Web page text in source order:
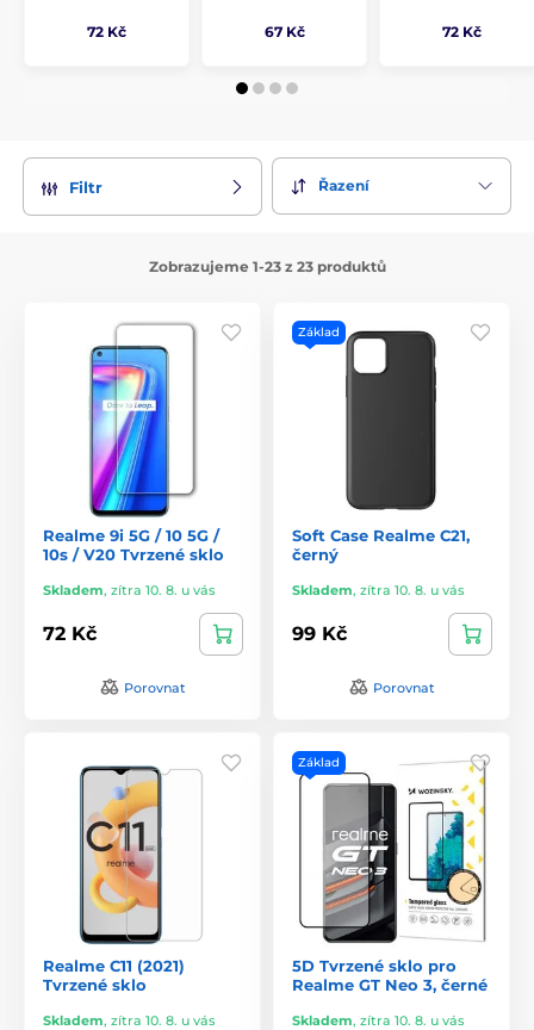
72 Kč 67 Kč 72 Kč
Filtr Řazení
Zobrazujeme 1-23 z 23 produktů
Realme 9i 5G / 10 5G /
10s / V20 Tvrzené sklo
Skladem, zítra 10. 8. u vás
72 Kč
Porovnat
Základ
Soft Case Realme C21,
černý
Skladem, zítra 10. 8. u vás
99 Kč
Porovnat
Realme C11 (2021)
Tvrzené sklo
Skladem, zítra 10. 8. u vás
Základ
5D Tvrzené sklo pro
Realme GT Neo 3, černé
Skladem, zítra 10. 8. u vás